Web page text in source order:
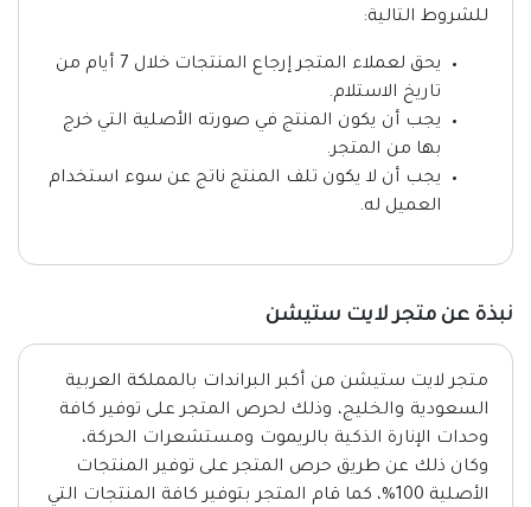
للشروط التالية:
يحق لعملاء المتجر إرجاع المنتجات خلال 7 أيام من
تاريخ الاستلام.
يجب أن يكون المنتج في صورته الأصلية التي خرج
بها من المتجر.
يجب أن لا يكون تلف المنتج ناتج عن سوء استخدام
العميل له.
نبذة عن متجر لايت ستيشن
متجر لايت ستيشن من أكبر البراندات بالمملكة العربية
السعودية والخليج، وذلك لحرص المتجر على توفير كافة
وحدات الإنارة الذكية بالريموت ومستشعرات الحركة،
وكان ذلك عن طريق حرص المتجر على توفير المنتجات
الأصلية 100%، كما قام المتجر بتوفير كافة المنتجات التي